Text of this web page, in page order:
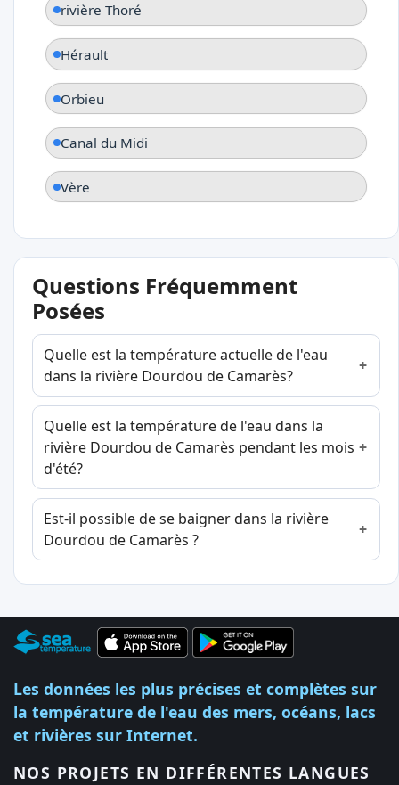
rivière Thoré
Hérault
Orbieu
Canal du Midi
Vère
Questions Fréquemment
Posées
Quelle est la température actuelle de l'eau
dans la rivière Dourdou de Camarès?
Quelle est la température de l'eau dans la
rivière Dourdou de Camarès pendant les mois
d'été?
Est-il possible de se baigner dans la rivière
Dourdou de Camarès ?
Les données les plus précises et complètes sur
la température de l'eau des mers, océans, lacs
et rivières sur Internet.
NOS PROJETS EN DIFFÉRENTES LANGUES